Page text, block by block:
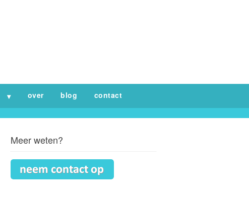
over blog contact
Meer weten?